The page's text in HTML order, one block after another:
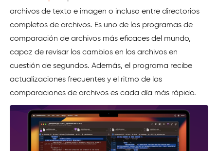
archivos de texto e imagen o incluso entre directorios
completos de archivos. Es uno de los programas de
comparación de archivos más eficaces del mundo,
capaz de revisar los cambios en los archivos en
cuestión de segundos. Además, el programa recibe
actualizaciones frecuentes y el ritmo de las
comparaciones de archivos es cada día más rápido.